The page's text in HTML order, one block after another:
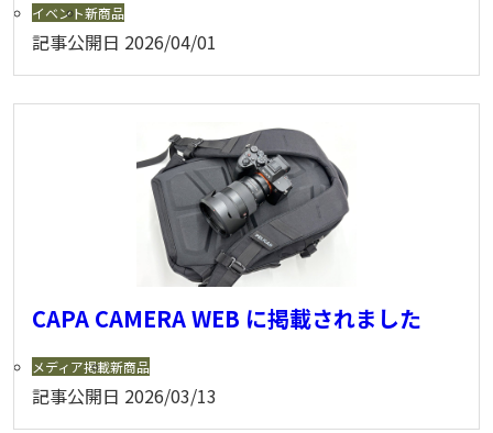
イベント新商品
記事公開日 2026/04/01
CAPA CAMERA WEB に掲載されました
メディア掲載新商品
記事公開日 2026/03/13